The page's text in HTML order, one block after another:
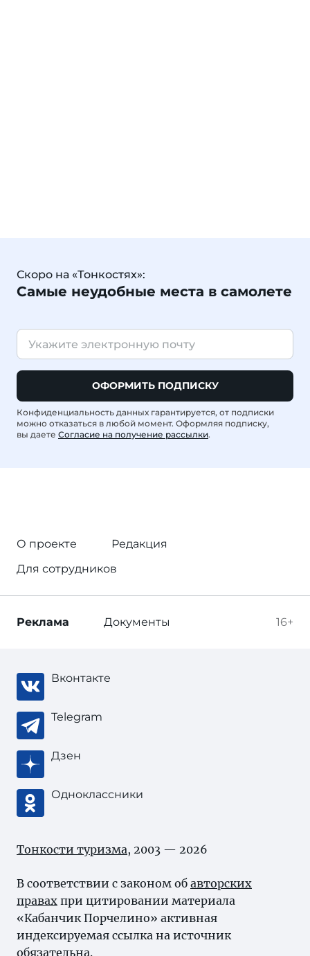
Скоро на «Тонкостях»:
Самые неудобные места в самолете
ОФОРМИТЬ ПОДПИСКУ
Конфиденциальность данных гарантируется, от подписки
можно отказаться в любой момент. Оформляя подписку,
вы даете Согласие на получение рассылки.
О проекте
Редакция
Для сотрудников
16+
Реклама Документы
Вконтакте
Telegram
Дзен
Одноклассники
Тонкости туризма, 2003 — 2026
В соответствии с законом об авторских
правах при цитировании материала
«Кабанчик Порчелино» активная
индексируемая ссылка на источник
обязательна.